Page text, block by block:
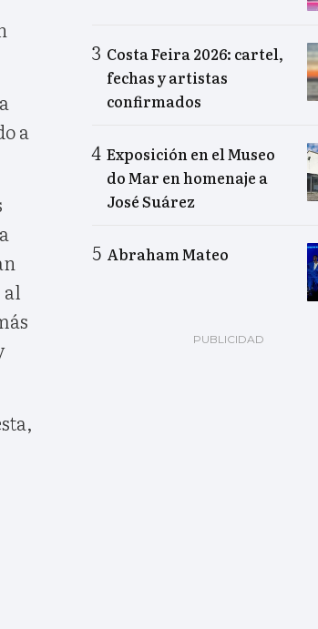
a
al
Costa Feira 2026: cartel,
fechas y artistas
confirmados
Exposición en el Museo
do Mar en homenaje a
José Suárez
Abraham Mateo